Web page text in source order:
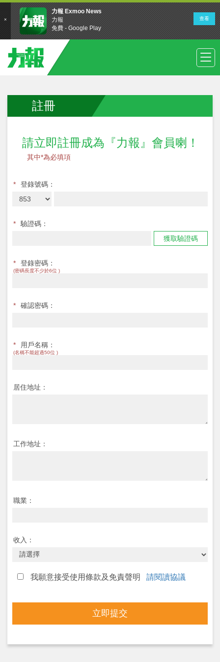
註冊
請立即註冊成為『力報』會員喇！
其中*為必填項
* 登錄號碼：
*
驗證碼：
獲取驗證碼
* 登錄密碼：
(密碼長度不少於6位 )
* 確認密碼：
* 用戶名稱：
(名稱不能超過50位 )
居住地址：
工作地址：
職業：
收入：
我願意接受使用條款及免責聲明 請閱讀協議